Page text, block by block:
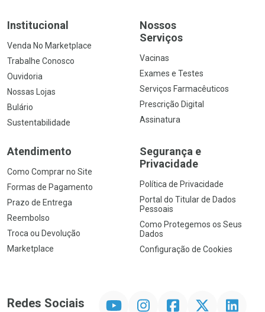
Institucional
Venda No Marketplace
Trabalhe Conosco
Ouvidoria
Nossas Lojas
Bulário
Sustentabilidade
Nossos
Serviços
Vacinas
Exames e Testes
Serviços Farmacêuticos
Prescrição Digital
Assinatura
Atendimento
Como Comprar no Site
Formas de Pagamento
Prazo de Entrega
Reembolso
Troca ou Devolução
Marketplace
Segurança e
Privacidade
Política de Privacidade
Portal do Titular de Dados
Pessoais
Como Protegemos os Seus
Dados
Configuração de Cookies
Redes Sociais InstagramFacebookTwitter Linkedin